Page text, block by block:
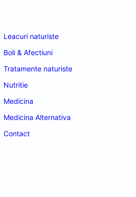
Leacuri naturiste
Boli & Afectiuni
Tratamente naturiste
Nutritie
Medicina
Medicina Alternativa
Contact